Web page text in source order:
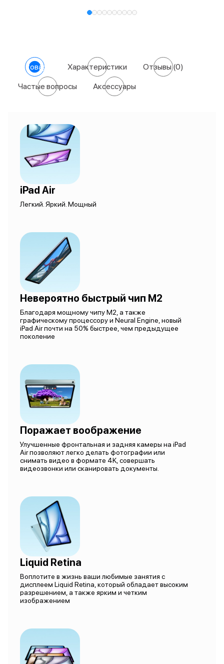
О товаре Характеристики Отзывы(0)
Частые вопросы Аксессуары
iPad Air
Легкий. Яркий. Мощный
Невероятно быстрый чип M2
Благодаря мощному чипу M2, а также
графическому процессору и Neural Engine, новый
iPad Air почти на 50% быстрее, чем предыдущее
поколение
Поражает воображение
Улучшенные фронтальная и задняя камеры на iPad
Air позволяют легко делать фотографии или
снимать видео в формате 4K, совершать
видеозвонки или сканировать документы.
Liquid Retina
Воплотите в жизнь ваши любимые занятия с
дисплеем Liquid Retina, который обладает высоким
разрешением, а также ярким и четким
изображением